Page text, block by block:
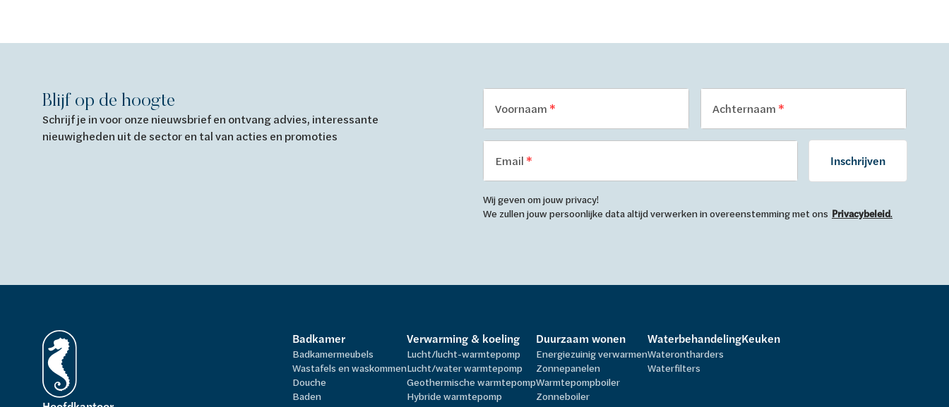
Blijf op de hoogte
Schrijf je in voor onze nieuwsbrief en ontvang advies, interessante
nieuwigheden uit de sector en tal van acties en promoties
Voornaam Achternaam
Email Inschrijven
Wij geven om jouw privacy!
We zullen jouw persoonlijke data altijd verwerken in overeenstemming met ons Privacybeleid.
Badkamer
Badkamermeubels
Wastafels en waskommen
Douche
Baden
Verwarming & koeling
Lucht/lucht-warmtepomp
Lucht/water warmtepomp
Geothermische warmtepomp
Hybride warmtepomp
Duurzaam wonen
Energiezuinig verwarmen
Zonnepanelen
Warmtepompboiler
Zonneboiler
Waterbehandeling
Waterontharders
Waterfilters
Keuken